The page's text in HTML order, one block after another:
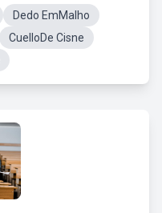
Dedo EmMalho
CuelloDe Cisne